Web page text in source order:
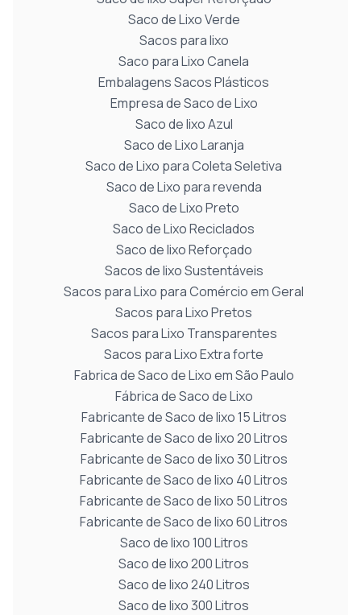
Saco de Lixo Verde
Sacos para lixo
Saco para Lixo Canela
Embalagens Sacos Plásticos
Empresa de Saco de Lixo
Saco de lixo Azul
Saco de Lixo Laranja
Saco de Lixo para Coleta Seletiva
Saco de Lixo para revenda
Saco de Lixo Preto
Saco de Lixo Reciclados
Saco de lixo Reforçado
Sacos de lixo Sustentáveis
Sacos para Lixo para Comércio em Geral
Sacos para Lixo Pretos
Sacos para Lixo Transparentes
Sacos para Lixo Extra forte
Fabrica de Saco de Lixo em São Paulo
Fábrica de Saco de Lixo
Fabricante de Saco de lixo 15 Litros
Fabricante de Saco de lixo 20 Litros
Fabricante de Saco de lixo 30 Litros
Fabricante de Saco de lixo 40 Litros
Fabricante de Saco de lixo 50 Litros
Fabricante de Saco de lixo 60 Litros
Saco de lixo 100 Litros
Saco de lixo 200 Litros
Saco de lixo 240 Litros
Saco de lixo 300 Litros